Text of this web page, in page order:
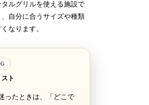
ルグリルを使える施設で
自分に合うサイズや種類
なります。
ト
ったときは、「どこで